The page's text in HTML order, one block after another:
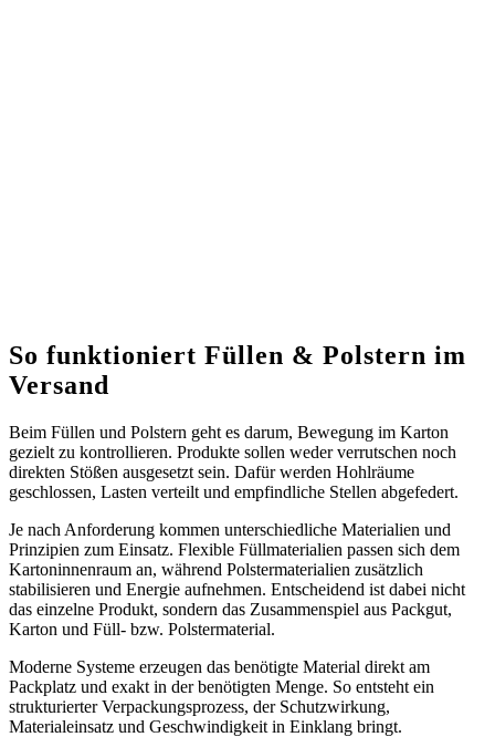
So funktioniert Füllen & Polstern im
Versand
Beim Füllen und Polstern geht es darum, Bewegung im Karton
gezielt zu kontrollieren. Produkte sollen weder verrutschen noch
direkten Stößen ausgesetzt sein. Dafür werden Hohlräume
geschlossen, Lasten verteilt und empfindliche Stellen abgefedert.
Je nach Anforderung kommen unterschiedliche Materialien und
Prinzipien zum Einsatz. Flexible Füllmaterialien passen sich dem
Kartoninnenraum an, während Polstermaterialien zusätzlich
stabilisieren und Energie aufnehmen. Entscheidend ist dabei nicht
das einzelne Produkt, sondern das Zusammenspiel aus Packgut,
Karton und Füll- bzw. Polstermaterial.
Moderne Systeme erzeugen das benötigte Material direkt am
Packplatz und exakt in der benötigten Menge. So entsteht ein
strukturierter Verpackungsprozess, der Schutzwirkung,
Materialeinsatz und Geschwindigkeit in Einklang bringt.